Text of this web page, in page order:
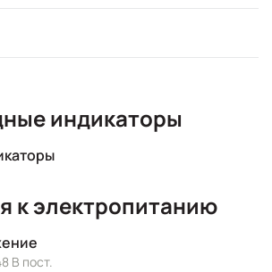
индикаторы
к электропитанию
В пост.